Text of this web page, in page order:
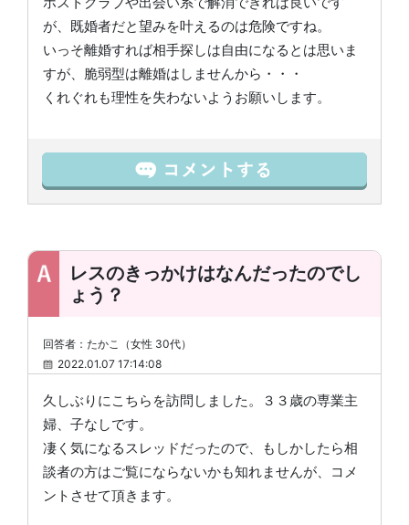
が、既婚者だと望みを叶えるのは危険ですね。
いっそ離婚すれば相手探しは自由になるとは思いま
すが、脆弱型は離婚はしませんから・・・
くれぐれも理性を失わないようお願いします。
レスのきっかけはなんだったのでし
ょう？
回答者：たかこ（女性 30代）
2022.01.07 17:14:08
久しぶりにこちらを訪問しました。３３歳の専業主
婦、子なしです。
凄く気になるスレッドだったので、もしかしたら相
談者の方はご覧にならないかも知れませんが、コメ
ントさせて頂きます。